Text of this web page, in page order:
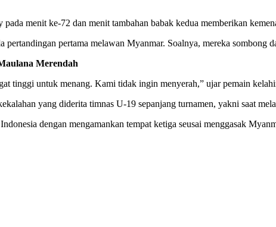
menit ke-72 dan menit tambahan babak kedua memberikan
pertandingan pertama melawan Myanmar. Soalnya, mereka
Merendah
tinggi untuk menang. Kami tidak ingin menyerah,” ujar pemain
yang diderita timnas U-19 sepanjang turnamen, yakni saat
dengan mengamankan tempat ketiga seusai menggasak